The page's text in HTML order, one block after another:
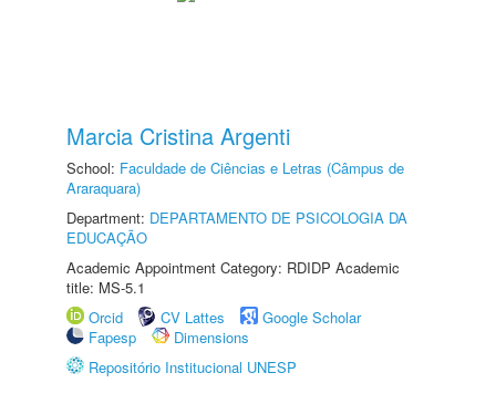
Marcia Cristina Argenti
School: Faculdade de Ciências e Letras (Câmpus de
Araraquara)
Department: DEPARTAMENTO DE PSICOLOGIA DA
EDUCAÇÃO
Academic Appointment Category: RDIDP Academic
title: MS-5.1
Orcid
CV Lattes
Google Scholar
Fapesp
Dimensions
Repositório Institucional UNESP